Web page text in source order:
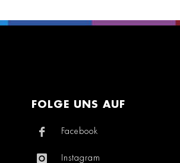
FOLGE UNS AUF
Facebook
Instagram